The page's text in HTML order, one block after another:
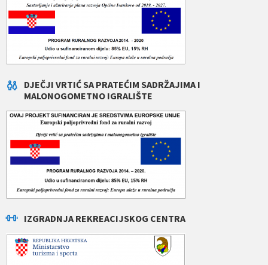
DJEČJI VRTIĆ SA PRATEĆIM SADRŽAJIMA I
MALONOGOMETNO IGRALIŠTE
IZGRADNJA REKREACIJSKOG CENTRA